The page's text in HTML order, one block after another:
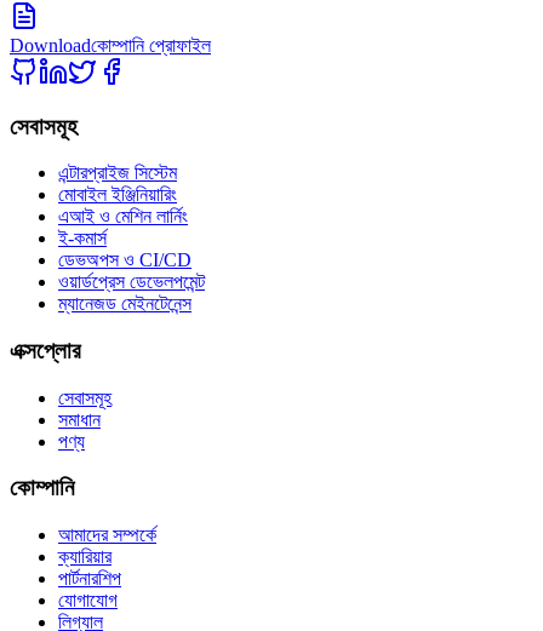
Downloadকোম্পানি প্রোফাইল
সেবাসমূহ
এন্টারপ্রাইজ সিস্টেম
মোবাইল ইঞ্জিনিয়ারিং
এআই ও মেশিন লার্নিং
ই-কমার্স
ডেভঅপস ও CI/CD
ওয়ার্ডপ্রেস ডেভেলপমেন্ট
ম্যানেজড মেইনটেনেন্স
এক্সপ্লোর
সেবাসমূহ
সমাধান
পণ্য
কোম্পানি
আমাদের সম্পর্কে
ক্যারিয়ার
পার্টনারশিপ
যোগাযোগ
লিগ্যাল